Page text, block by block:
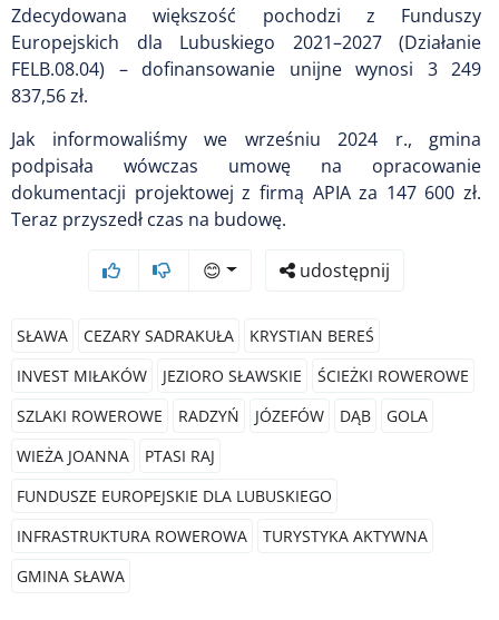
Zdecydowana większość pochodzi z Funduszy
Europejskich dla Lubuskiego 2021–2027 (Działanie
FELB.08.04) – dofinansowanie unijne wynosi 3 249
837,56 zł.
Jak informowaliśmy we wrześniu 2024 r., gmina
podpisała wówczas umowę na opracowanie
dokumentacji projektowej z firmą APIA za 147 600 zł.
Teraz przyszedł czas na budowę.
😊 udostępnij
SŁAWA CEZARY SADRAKUŁA
KRYSTIAN BEREŚ
INVEST MIŁAKÓW
JEZIORO SŁAWSKIE
ŚCIEŻKI ROWEROWE
SZLAKI ROWEROWE
RADZYŃ JÓZEFÓW DĄB
GOLA
WIEŻA JOANNA
PTASI RAJ
FUNDUSZE EUROPEJSKIE DLA LUBUSKIEGO
INFRASTRUKTURA ROWEROWA
TURYSTYKA AKTYWNA
GMINA SŁAWA